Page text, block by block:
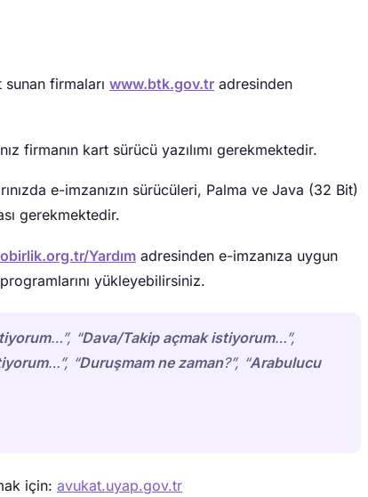
firmaları www.btk.gov.tr adresinden
firmanın kart sürücü yazılımı gerekmektedir.
e-imzanızın sürücüleri, Palma ve Java (32 Bit)
gerekmektedir.
Yardım adresinden e-imzanıza uygun
yükleyebilirsiniz.
…”, “Dava/Takip açmak istiyorum…”,
…”, “Duruşmam ne zaman?”, “Arabulucu
için: avukat.uyap.gov.tr